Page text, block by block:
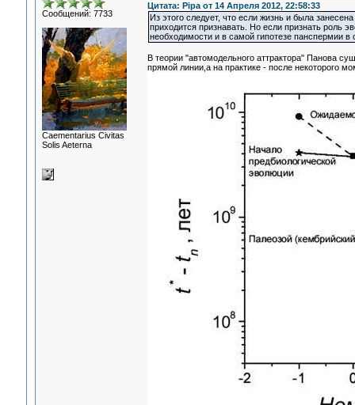
Сообщений: 7733
Сaementarius Civitas
Solis Aeterna
Цитата: Pipa от 14 Апреля 2012, 22:58:33
Из этого следует, что если жизнь и была
приходится признавать. Но если признать роль
необходимости и в самой гипотезе панспермии
В теории "автомодельного аттрактора" Панова
прямой линии,а на практике - после некоторого